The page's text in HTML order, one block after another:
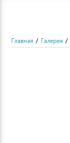
Главная Галерея